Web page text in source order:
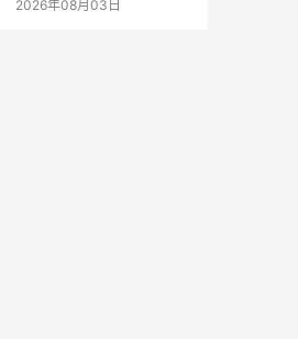
2026年08月03日